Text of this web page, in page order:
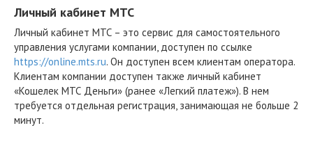
Личный кабинет МТС
Личный кабинет МТС – это сервис для самостоятельного
управления услугами компании, доступен по ссылке
https://online.mts.ru. Он доступен всем клиентам оператора.
Клиентам компании доступен также личный кабинет
«Кошелек МТС Деньги» (ранее «Легкий платеж»). В нем
требуется отдельная регистрация, занимающая не больше 2
минут.